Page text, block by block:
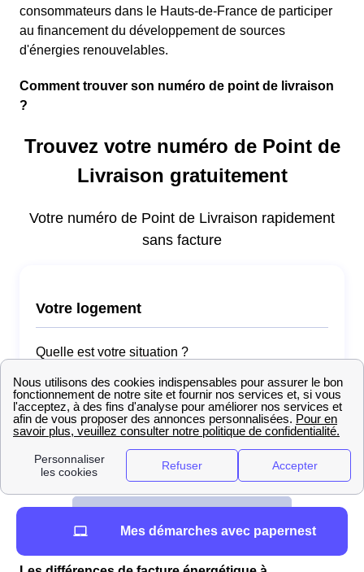
consommateurs dans le Hauts-de-France de participer
au financement du développement de sources
d'énergies renouvelables.
Comment trouver son numéro de point de livraison
?
Mes démarches avec papernest